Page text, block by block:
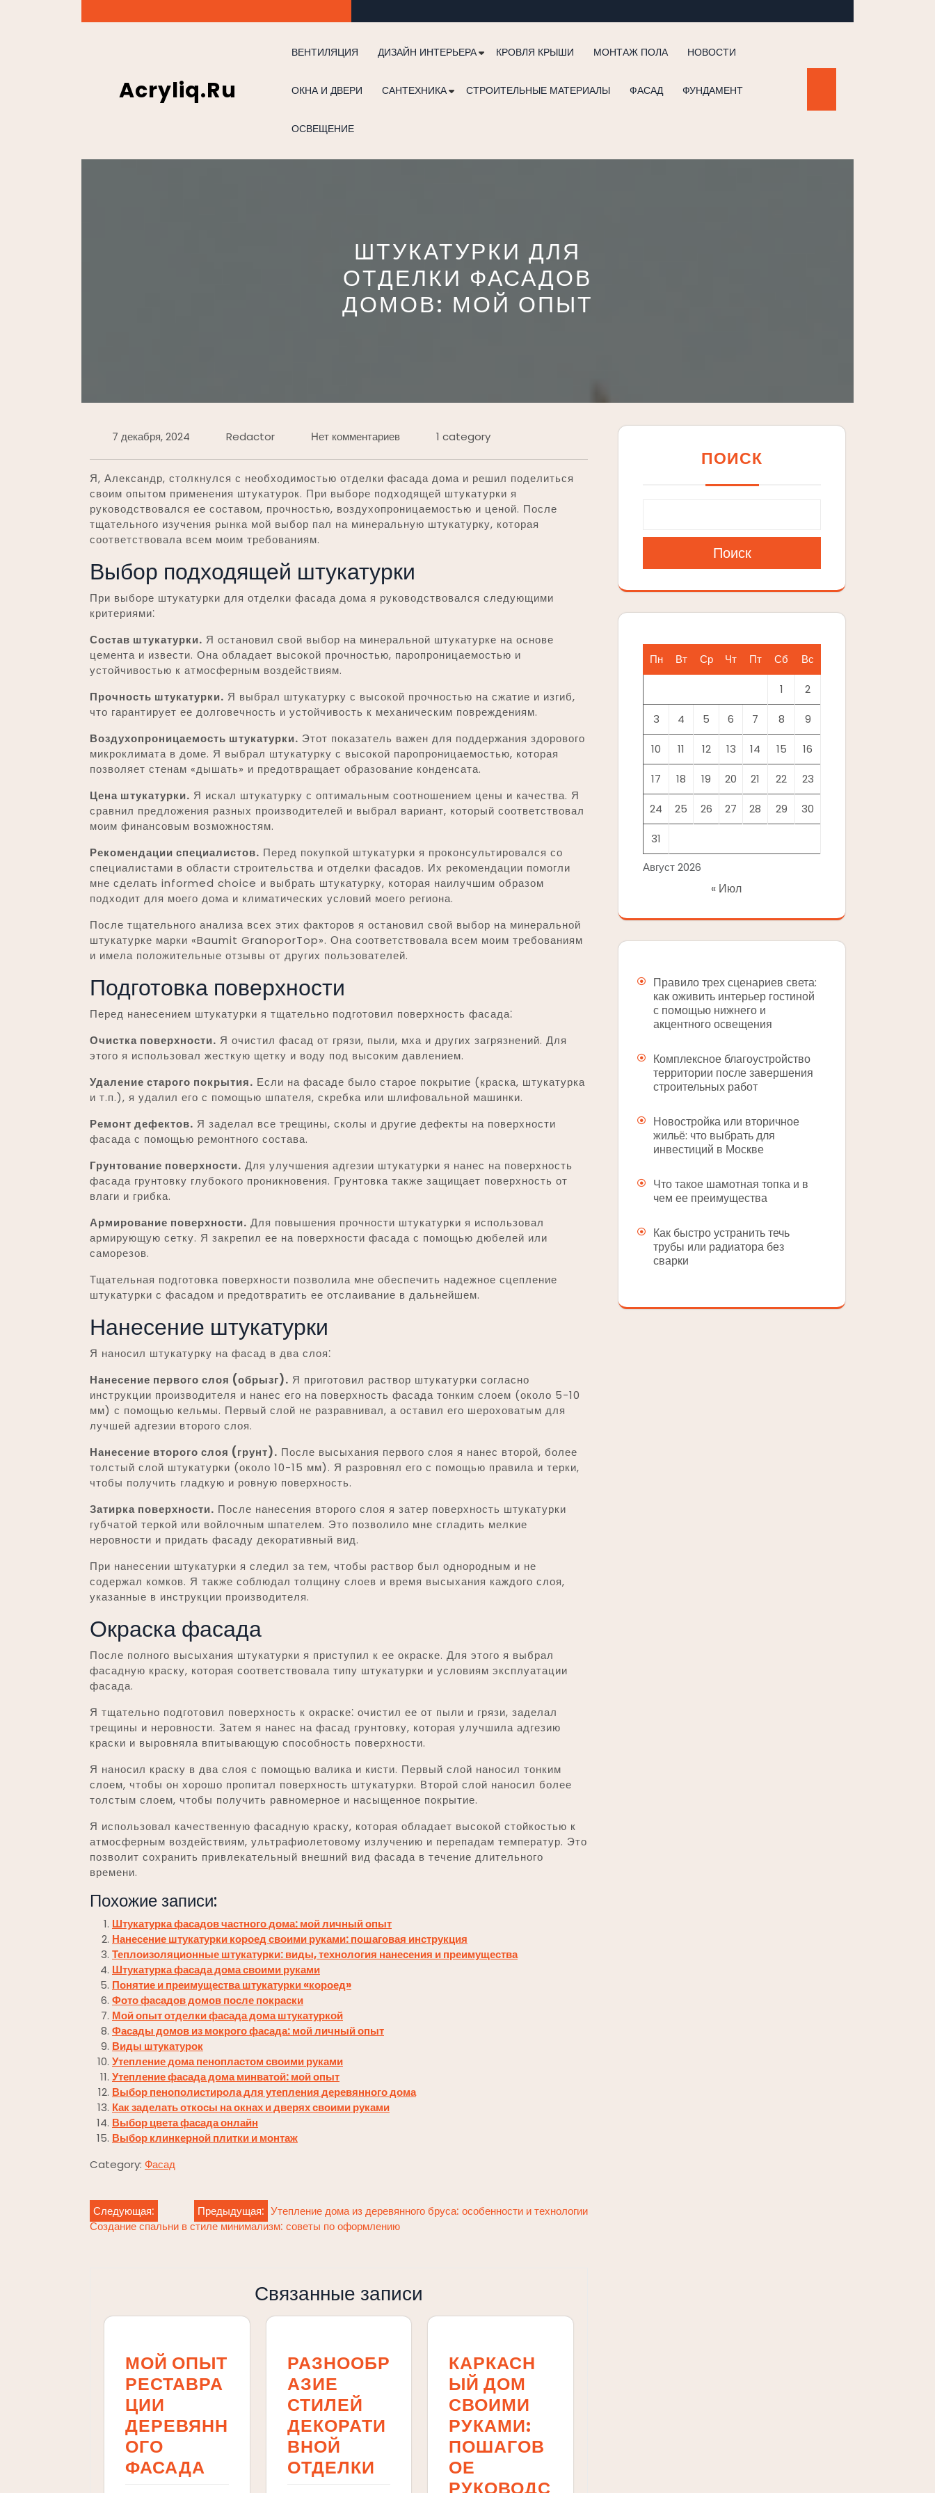
к
Acryliq.ru
ВЕНТИЛЯЦИЯ ДИЗАЙН ИНТЕРЬЕРА КРОВЛЯ КРЫШИ МОНТАЖ ПОЛА НОВОСТИ
ОКНА И ДВЕРИ САНТЕХНИКА СТРОИТЕЛЬНЫЕ МАТЕРИАЛЫ ФАСАД ФУНДАМЕНТ
ОСВЕЩЕНИЕ
ШТУКАТУРКИ ДЛЯ
ОТДЕЛКИ ФАСАДОВ
ДОМОВ: МОЙ ОПЫТ
7 декабря, 2024 Redactor Нет комментариев 1 category
Я, Александр, столкнулся с необходимостью отделки фасада дома и решил поделиться
своим опытом применения штукатурок. При выборе подходящей штукатурки я
руководствовался ее составом, прочностью, воздухопроницаемостью и ценой. После
тщательного изучения рынка мой выбор пал на минеральную штукатурку, которая
соответствовала всем моим требованиям.
Выбор подходящей штукатурки
При выборе штукатурки для отделки фасада дома я руководствовался следующими
критериями⁚
Состав штукатурки. Я остановил свой выбор на минеральной штукатурке на основе
цемента и извести. Она обладает высокой прочностью, паропроницаемостью и
устойчивостью к атмосферным воздействиям.
Прочность штукатурки. Я выбрал штукатурку с высокой прочностью на сжатие и изгиб,
что гарантирует ее долговечность и устойчивость к механическим повреждениям.
Воздухопроницаемость штукатурки. Этот показатель важен для поддержания здорового
микроклимата в доме. Я выбрал штукатурку с высокой паропроницаемостью, которая
позволяет стенам «дышать» и предотвращает образование конденсата.
Цена штукатурки. Я искал штукатурку с оптимальным соотношением цены и качества. Я
сравнил предложения разных производителей и выбрал вариант, который соответствовал
моим финансовым возможностям.
Рекомендации специалистов. Перед покупкой штукатурки я проконсультировался со
специалистами в области строительства и отделки фасадов. Их рекомендации помогли
мне сделать informed choice и выбрать штукатурку, которая наилучшим образом
подходит для моего дома и климатических условий моего региона.
После тщательного анализа всех этих факторов я остановил свой выбор на минеральной
штукатурке марки «Baumit GranoporTop». Она соответствовала всем моим требованиям
и имела положительные отзывы от других пользователей.
Подготовка поверхности
Перед нанесением штукатурки я тщательно подготовил поверхность фасада⁚
Очистка поверхности. Я очистил фасад от грязи, пыли, мха и других загрязнений. Для
этого я использовал жесткую щетку и воду под высоким давлением.
Удаление старого покрытия. Если на фасаде было старое покрытие (краска, штукатурка
и т.п.), я удалил его с помощью шпателя, скребка или шлифовальной машинки.
Ремонт дефектов. Я заделал все трещины, сколы и другие дефекты на поверхности
фасада с помощью ремонтного состава.
Грунтование поверхности. Для улучшения адгезии штукатурки я нанес на поверхность
фасада грунтовку глубокого проникновения. Грунтовка также защищает поверхность от
влаги и грибка.
Армирование поверхности. Для повышения прочности штукатурки я использовал
армирующую сетку. Я закрепил ее на поверхности фасада с помощью дюбелей или
саморезов.
Тщательная подготовка поверхности позволила мне обеспечить надежное сцепление
штукатурки с фасадом и предотвратить ее отслаивание в дальнейшем.
Нанесение штукатурки
Я наносил штукатурку на фасад в два слоя⁚
Нанесение первого слоя (обрызг). Я приготовил раствор штукатурки согласно
инструкции производителя и нанес его на поверхность фасада тонким слоем (около 5-10
мм) с помощью кельмы. Первый слой не разравнивал, а оставил его шероховатым для
лучшей адгезии второго слоя.
Нанесение второго слоя (грунт). После высыхания первого слоя я нанес второй, более
толстый слой штукатурки (около 10-15 мм). Я разровнял его с помощью правила и терки,
чтобы получить гладкую и ровную поверхность.
Затирка поверхности. После нанесения второго слоя я затер поверхность штукатурки
губчатой теркой или войлочным шпателем. Это позволило мне сгладить мелкие
неровности и придать фасаду декоративный вид.
При нанесении штукатурки я следил за тем, чтобы раствор был однородным и не
содержал комков. Я также соблюдал толщину слоев и время высыхания каждого слоя,
указанные в инструкции производителя.
Окраска фасада
После полного высыхания штукатурки я приступил к ее окраске. Для этого я выбрал
фасадную краску, которая соответствовала типу штукатурки и условиям эксплуатации
фасада.
Я тщательно подготовил поверхность к окраске⁚ очистил ее от пыли и грязи, заделал
трещины и неровности. Затем я нанес на фасад грунтовку, которая улучшила адгезию
краски и выровняла впитывающую способность поверхности.
Я наносил краску в два слоя с помощью валика и кисти. Первый слой наносил тонким
слоем, чтобы он хорошо пропитал поверхность штукатурки. Второй слой наносил более
толстым слоем, чтобы получить равномерное и насыщенное покрытие.
Я использовал качественную фасадную краску, которая обладает высокой стойкостью к
атмосферным воздействиям, ультрафиолетовому излучению и перепадам температур. Это
позволит сохранить привлекательный внешний вид фасада в течение длительного
времени.
Похожие записи:
Штукатурка фасадов частного дома: мой личный опыт
Нанесение штукатурки короед своими руками: пошаговая инструкция
Теплоизоляционные штукатурки: виды, технология нанесения и преимущества
Штукатурка фасада дома своими руками
Понятие и преимущества штукатурки «короед»
Фото фасадов домов после покраски
Мой опыт отделки фасада дома штукатуркой
Фасады домов из мокрого фасада: мой личный опыт
Виды штукатурок
Утепление дома пенопластом своими руками
Утепление фасада дома минватой: мой опыт
Выбор пенополистирола для утепления деревянного дома
Как заделать откосы на окнах и дверях своими руками
Выбор цвета фасада онлайн
Выбор клинкерной плитки и монтаж
Category: Фасад
Навигация
по
Предыдущая: Утепление дома из деревянного бруса: особенности и технологии
Следующая:
Создание спальни в стиле минимализм: советы по оформлению
Связанные записи
МОЙ ОПЫТ
РЕСТАВРА
ЦИИ
ДЕРЕВЯНН
ОГО
ФАСАДА
РАЗНООБР
АЗИЕ
СТИЛЕЙ
ДЕКОРАТИ
ВНОЙ
ОТДЕЛКИ
КАРКАСН
ЫЙ ДОМ
СВОИМИ
РУКАМИ:
ПОШАГОВ
ОЕ
ПОИСК
Поиск
Август 2026
Пн Вт Ср Чт Пт Сб Вс
1 2
3 4 5 6 7 8 9
10 11 12 13 14 15 16
17 18 19 20 21 22 23
24 25 26 27 28 29 30
31
« Июл
Правило трех сценариев света:
как оживить интерьер гостиной
с помощью нижнего и
акцентного освещения
Комплексное благоустройство
территории после завершения
строительных работ
Новостройка или вторичное
жильё: что выбрать для
инвестиций в Москве
Что такое шамотная топка и в
чем ее преимущества
Как быстро устранить течь
трубы или радиатора без
сварки